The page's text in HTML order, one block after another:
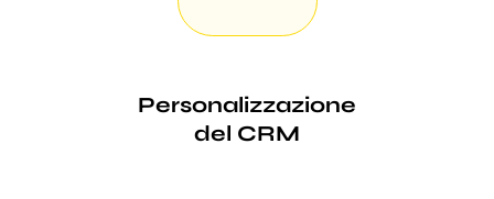
Personalizzazione
del CRM